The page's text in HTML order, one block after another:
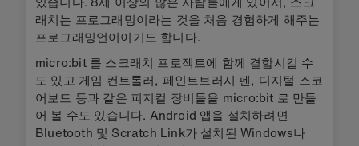
래치는 프로그래밍이라는 것을 처음 경험하게 해주는
프로그래밍언어이기도 합니다.
micro:bit 를 스크래치 프로젝트에 함께 결합시킬 수
도 있고 게임 컨트롤러, 페인트브러시 펜, 디지털 스코
어보드 등과 같은 피지컬 장비들을 micro:bit 로 만들
어 볼 수도 있습니다. Android 앱을 설치하려면
Bluetooth 및 Scratch Link가 설치된 Windows나